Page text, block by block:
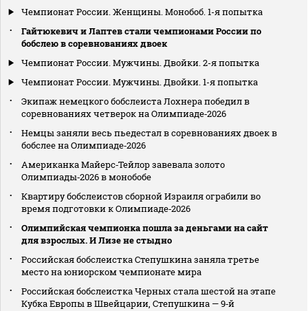
Чемпионат России. Женщины. Монобоб. 1-я попытка
Гайтюкевич и Лаптев стали чемпионами России по
бобслею в соревнованиях двоек
Чемпионат России. Мужчины. Двойки. 2-я попытка
Чемпионат России. Мужчины. Двойки. 1-я попытка
Экипаж немецкого бобслеиста Лохнера победил в
соревнованиях четверок на Олимпиаде‑2026
Немцы заняли весь пьедестал в соревнованиях двоек в
бобслее на Олимпиаде‑2026
Американка Майерс‑Тейлор завевала золото
Олимпиады‑2026 в монобобе
Квартиру бобслеистов сборной Израиля ограбили во
время подготовки к Олимпиаде‑2026
Олимпийская чемпионка пошла за деньгами на сайт
для взрослых. И Лизе не стыдно
Российская бобслеистка Степушкина заняла третье
место на юниорском чемпионате мира
Российская бобслеистка Черных стала шестой на этапе
Кубка Европы в Швейцарии, Степушкина — 9‑й